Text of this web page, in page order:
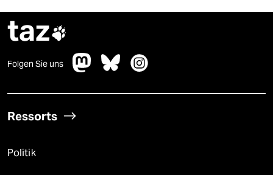
taz
Folgen Sie uns
Ressorts
Politik